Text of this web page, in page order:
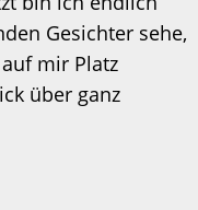
Gesichter sehe,
mir Platz
über ganz